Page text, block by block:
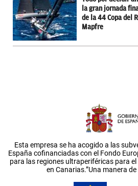
la gran jornada
de la 44 Copa del
Mapfre
Esta empresa se ha acogido a las
España cofinanciadas con el Fondo
para las regiones ultraperiféricas para
en Canarias.”Una manera